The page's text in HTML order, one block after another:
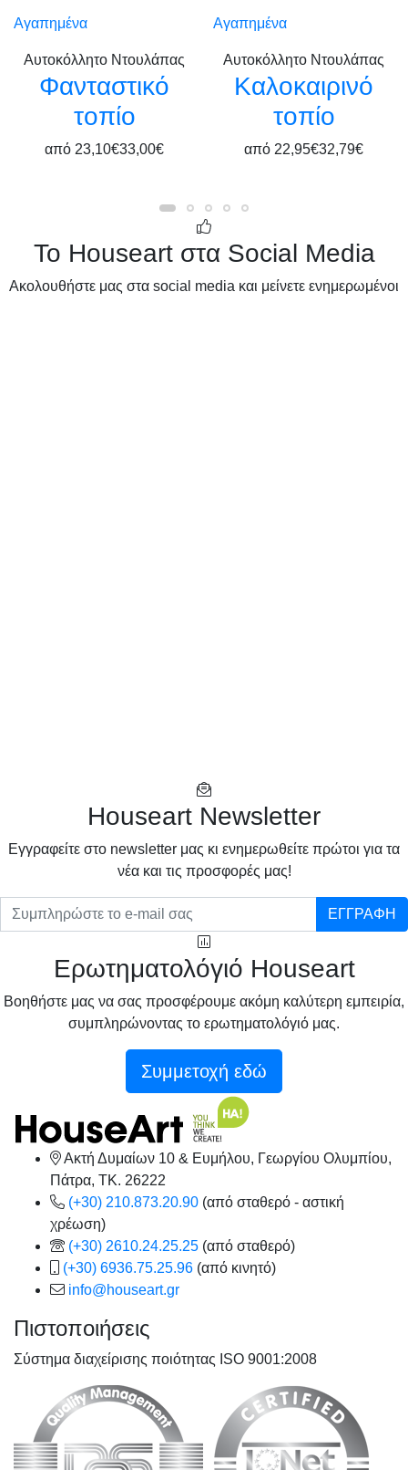
Αγαπημένα
Αυτοκόλλητο Ντουλάπας
Φανταστικό
τοπίο
από 23,10€33,00€
Αγαπημένα
Αυτοκόλλητο Ντουλάπας
Καλοκαιρινό
τοπίο
από 22,95€32,79€
Το Houseart στα Social Media
Ακολουθήστε μας στα social media και μείνετε ενημερωμένοι
Houseart Newsletter
Eγγραφείτε στο newsletter μας κι ενημερωθείτε πρώτοι για τα
νέα και τις προσφορές μας!
ΕΓΓΡΑΦΗ
Ερωτηματολόγιό Houseart
Βοηθήστε μας να σας προσφέρουμε ακόμη καλύτερη εμπειρία,
συμπληρώνοντας το ερωτηματολόγιό μας.
Συμμετοχή εδώ
Ακτή Δυμαίων 10 & Ευμήλου, Γεωργίου Ολυμπίου,
Πάτρα, TK. 26222
(+30) 210.873.20.90 (από σταθερό - αστική
χρέωση)
(+30) 2610.24.25.25 (από σταθερό)
(+30) 6936.75.25.96 (από κινητό)
info@houseart.gr
Πιστοποιήσεις
Σύστημα διαχείρισης ποιότητας ISO 9001:2008